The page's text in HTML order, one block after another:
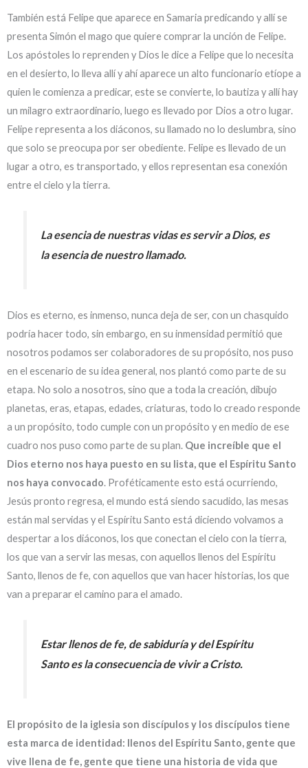
También está Felipe que aparece en Samaria predicando y allí se
presenta Simón el mago que quiere comprar la unción de Felipe.
Los apóstoles lo reprenden y Dios le dice a Felipe que lo necesita
en el desierto, lo lleva allí y ahí aparece un alto funcionario etíope a
quien le comienza a predicar, este se convierte, lo bautiza y allí hay
un milagro extraordinario, luego es llevado por Dios a otro lugar.
Felipe representa a los diáconos, su llamado no lo deslumbra, sino
que solo se preocupa por ser obediente. Felipe es llevado de un
lugar a otro, es transportado, y ellos representan esa conexión
entre el cielo y la tierra.
La esencia de nuestras vidas es servir a Dios, es
la esencia de nuestro llamado.
Dios es eterno, es inmenso, nunca deja de ser, con un chasquido
podría hacer todo, sin embargo, en su inmensidad permitió que
nosotros podamos ser colaboradores de su propósito, nos puso
en el escenario de su idea general, nos plantó como parte de su
etapa. No solo a nosotros, sino que a toda la creación, dibujo
planetas, eras, etapas, edades, criaturas, todo lo creado responde
a un propósito, todo cumple con un propósito y en medio de ese
cuadro nos puso como parte de su plan. Que increíble que el
Dios eterno nos haya puesto en su lista, que el Espíritu Santo
nos haya convocado. Proféticamente esto está ocurriendo,
Jesús pronto regresa, el mundo está siendo sacudido, las mesas
están mal servidas y el Espíritu Santo está diciendo volvamos a
despertar a los diáconos, los que conectan el cielo con la tierra,
los que van a servir las mesas, con aquellos llenos del Espíritu
Santo, llenos de fe, con aquellos que van hacer historias, los que
van a preparar el camino para el amado.
Estar llenos de fe, de sabiduría y del Espíritu
Santo es la consecuencia de vivir a Cristo.
El propósito de la iglesia son discípulos y los discípulos tiene
esta marca de identidad: llenos del Espíritu Santo, gente que
vive llena de fe, gente que tiene una historia de vida que